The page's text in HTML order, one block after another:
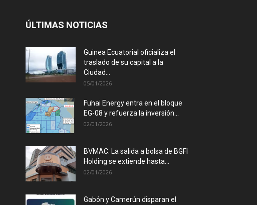
ÚLTIMAS NOTICIAS
Guinea Ecuatorial oficializa el
traslado de su capital a la
Ciudad...
05/01/2026
Fuhai Energy entra en el bloque
EG-08 y refuerza la inversión...
02/01/2026
BVMAC: La salida a bolsa de BGFI
Holding se extiende hasta...
02/01/2026
Gabón y Camerún disparan el